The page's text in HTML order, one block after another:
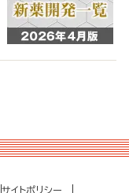
サイトポリシー